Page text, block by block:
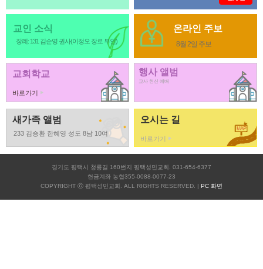
교인 소식
장례: 131 김순영 권사(이정오 장로 부인)
온라인 주보
8월 2일 주보
교회학교
바로가기
행사 앨범
교사 헌신 예배
새가족 앨범
233 김승환 한혜영 성도 8남 10여
오시는 길
바로가기
경기도 평택시 청룡길 160번지 평택성민교회. 031-654-6377
헌금계좌 농협355-0088-0077-23
COPYRIGHT ⓒ 평택성민교회. ALL RIGHTS RESERVED. | PC 화면